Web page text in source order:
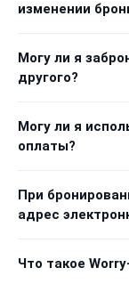
изменении
Могу ли я
другого?
Могу ли я
оплаты?
При
адрес
Что такое